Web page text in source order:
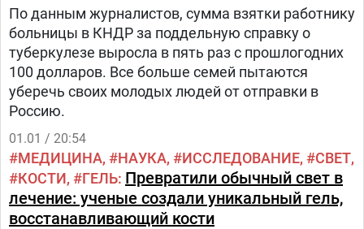
По данным журналистов, сумма взятки работнику
больницы в КНДР за поддельную справку о
туберкулезе выросла в пять раз с прошлогодних
100 долларов. Все больше семей пытаются
уберечь своих молодых людей от отправки в
Россию.
01.01 / 20:54
МЕДИЦИНА НАУКА ИССЛЕДОВАНИЕ
СВЕТ
КОСТИ
ГЕЛЬ Превратили обычный свет в
лечение: ученые создали уникальный гель,
восстанавливающий кости